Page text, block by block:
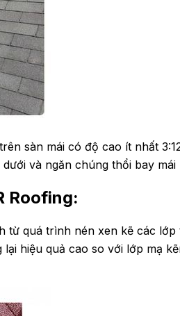
sàn mái có độ cao ít nhất
và ngăn chúng thổi bay mái
Roofing:
từ quá trình nén xen kẽ các
hiệu quả cao so với lớp mạ